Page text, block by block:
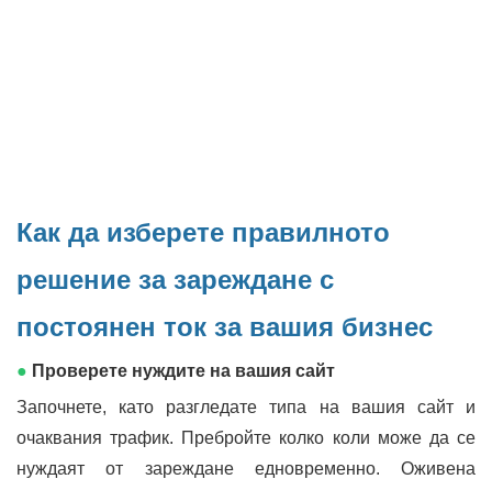
Как да изберете правилното
решение за зареждане с
постоянен ток за вашия бизнес
● Проверете нуждите на вашия сайт
Започнете, като разгледате типа на вашия сайт и
очаквания трафик. Пребройте колко коли може да се
нуждаят от зареждане едновременно. Оживена